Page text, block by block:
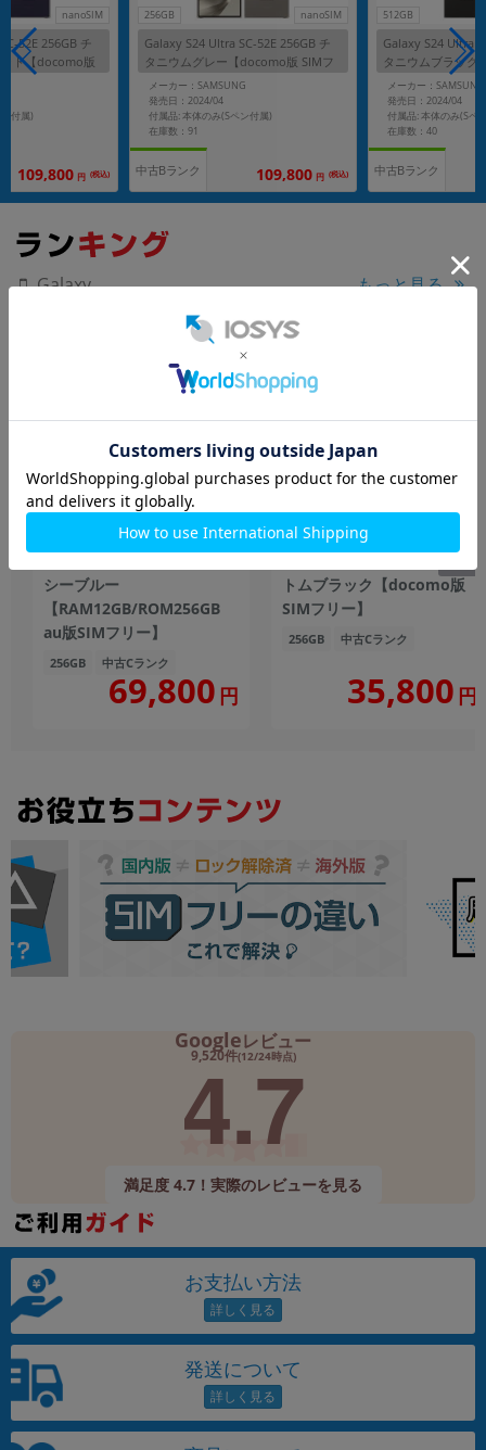
nanoSIM
52E 256GB チ
ト【docomo版
付属)
109,800 円 (税込)
256GB nanoSIM
Galaxy S24 Ultra SC-52E 256GB チ
タニウムグレー【docomo版 SIMフ
リー】
メーカー：SAMSUNG
発売日：2024/04
付属品: 本体のみ(Sペン付属)
在庫数：91
中古Bランク 109,800 円 (税込)
512GB
Galaxy S24 Ultra
タニウムブラック
フリー】
メーカー：SAMSUNG
発売日：2024/04
付属品: 本体のみ(Sペ
在庫数：40
中古Bランク
Galaxy もっと見る
シーブルー
【RAM12GB/ROM256GB
au版SIMフリー】
256GB 中古Cランク
69,800 円
トムブラック【docomo版
SIMフリー】
256GB 中古Cランク
35,800 円
Googleレビュー
9,520件(12/24時点)
4.7
満足度 4.7！実際のレビューを見る
お支払い方法
発送について